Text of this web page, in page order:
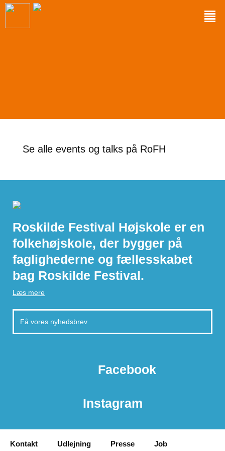
Se alle events og talks på RoFH
Roskilde Festival Højskole er en
folkehøjskole, der bygger på
faglighederne og fællesskabet
bag Roskilde Festival.
Læs mere
Facebook
Instagram
Kontakt Udlejning Presse Job